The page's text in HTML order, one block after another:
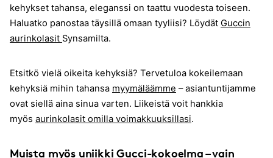
kehykset tahansa, eleganssi on taattu vuodesta toiseen.
Haluatko panostaa täysillä omaan tyyliisi? Löydät Guccin
aurinkolasit Synsamilta.
Etsitkö vielä oikeita kehyksiä? Tervetuloa kokeilemaan
kehyksiä mihin tahansa myymäläämme – asiantuntijamme
ovat siellä aina sinua varten. Liikeistä voit hankkia
myös aurinkolasit omilla voimakkuuksillasi.
Muista myös uniikki Gucci-kokoelma – vain